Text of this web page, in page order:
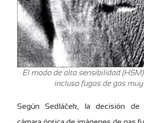
El modo de alta sensibilidad
incluso fugas de gas muy
Según Sedláček, la decisión